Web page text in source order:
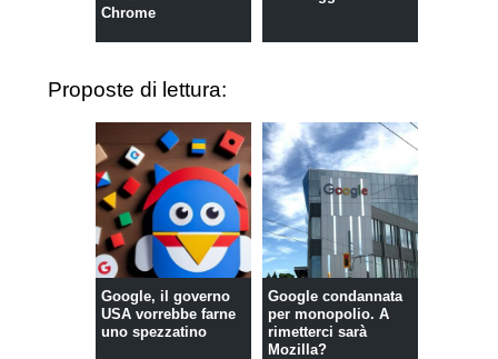
Chrome
Proposte di lettura:
Google, il governo
USA vorrebbe farne
uno spezzatino
Google condannata
per monopolio. A
rimetterci sarà
Mozilla?